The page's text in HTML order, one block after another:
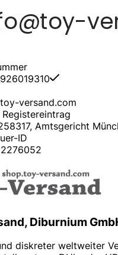
versand.com
Amtsgericht
ID
Diburnium
diskreter weltweiter